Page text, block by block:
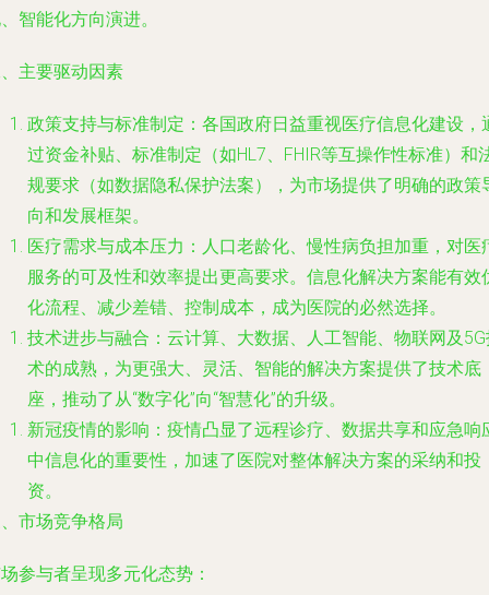
智能化方向演进。
主要驱动因素
政策支持与标准制定：各国政府日益重视医疗信息化建设，
过资金补贴、标准制定（如HL7、FHIR等互操作性标准）和
规要求（如数据隐私保护法案），为市场提供了明确的政策
向和发展框架。
医疗需求与成本压力：人口老龄化、慢性病负担加重，对医
服务的可及性和效率提出更高要求。信息化解决方案能有效
化流程、减少差错、控制成本，成为医院的必然选择。
技术进步与融合：云计算、大数据、人工智能、物联网及
术的成熟，为更强大、灵活、智能的解决方案提供了技术底
座，推动了从“数字化”向“智慧化”的升级。
新冠疫情的影响：疫情凸显了远程诊疗、数据共享和应急响
中信息化的重要性，加速了医院对整体解决方案的采纳和投
资。
市场竞争格局
参与者呈现多元化态势：